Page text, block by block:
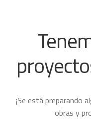
¡Se está preparando
obras y